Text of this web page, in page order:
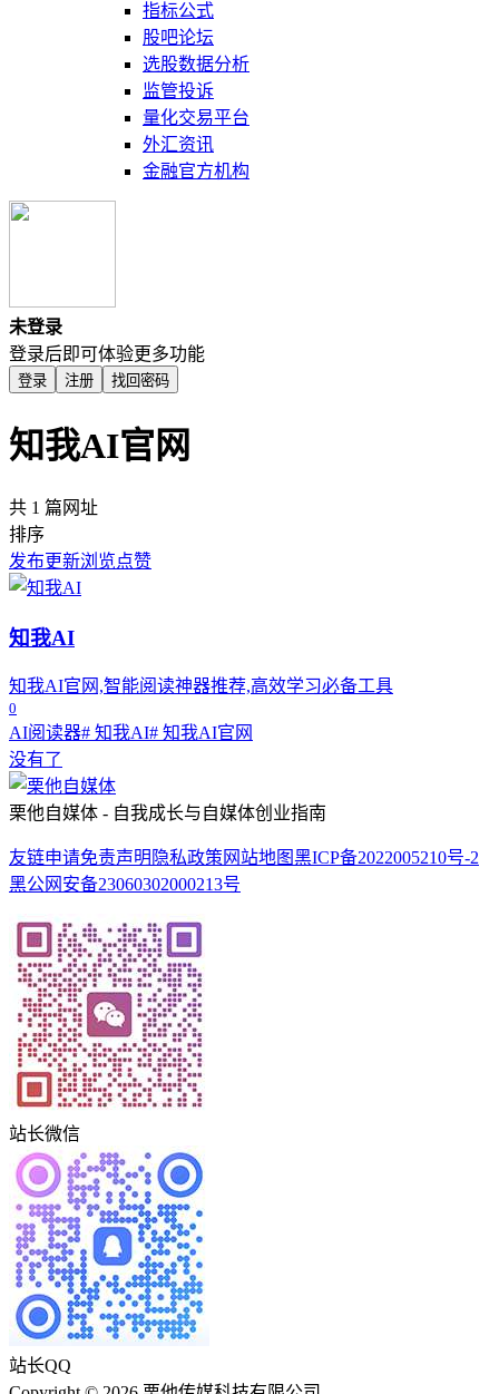
指标公式
股吧论坛
选股数据分析
监管投诉
量化交易平台
外汇资讯
金融官方机构
未登录
登录后即可体验更多功能
登录 注册 找回密码
知我AI官网
共 1 篇网址
排序
发布更新浏览点赞
知我AI
知我AI官网,智能阅读神器推荐,高效学习必备工具
0
AI阅读器# 知我AI# 知我AI官网
没有了
栗他自媒体 - 自我成长与自媒体创业指南
友链申请免责声明 隐私政策 网站地图黑ICP备2022005210号-2
黑公网安备23060302000213号
站长微信
站长QQ